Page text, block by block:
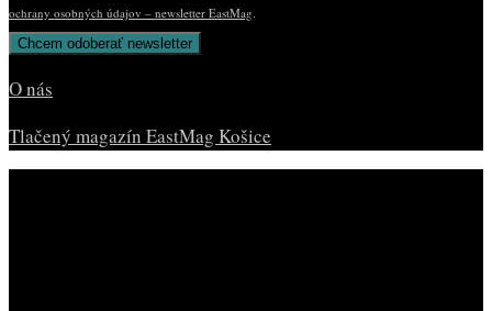
ochrany osobných údajov – newsletter EastMag
O nás
Tlačený magazín EastMag Košice